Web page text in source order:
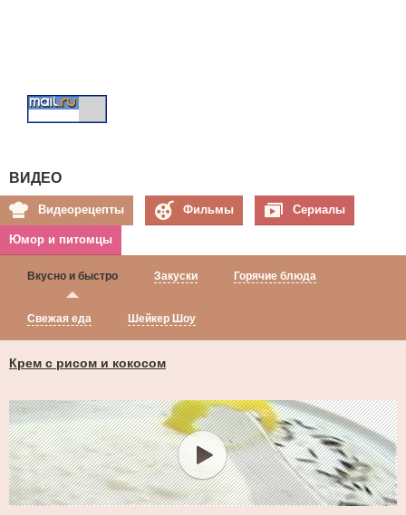
ВИДЕО
Видеорецепты Фильмы Сериалы
Юмор и питомцы
Вкусно и быстро Закуски Горячие блюда
Свежая еда Шейкер Шоу
Крем с рисом и кокосом